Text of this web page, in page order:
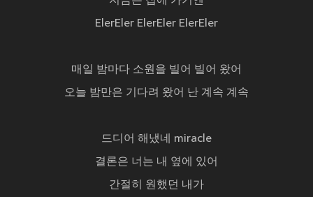
ElerEler ElerEler ElerEler
매일 밤마다 소원을 빌어 빌어 왔어
오늘 밤만은 기다려 왔어 난 계속 계속
드디어 해냈네 miracle
결론은 너는 내 옆에 있어
간절히 원했던 내가